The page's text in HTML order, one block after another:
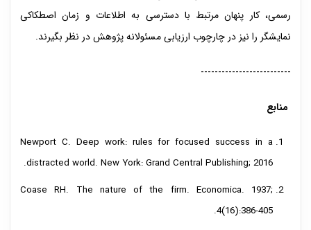
رسمی، کار پنهان مرتبط با دسترسی به اطلاعات و زمان‌ اصطکاکی
نمایشگر را نیز در چارچوب ارزیابی مسئولانه پژوهش در نظر بگیرند.
--------------------------
منابع
Newport C. Deep work: rules for focused success in a
distracted world. New York: Grand Central Publishing; 2016.
Coase RH. The nature of the firm. Economica. 1937;
4(16):386-405.